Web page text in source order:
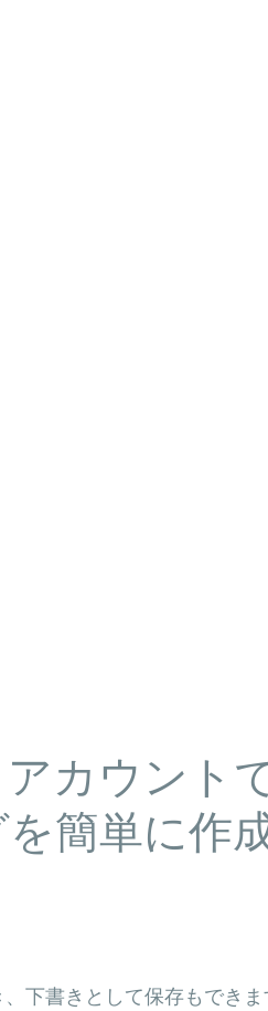
カウント
簡単に作成
下書きとして保存もできま